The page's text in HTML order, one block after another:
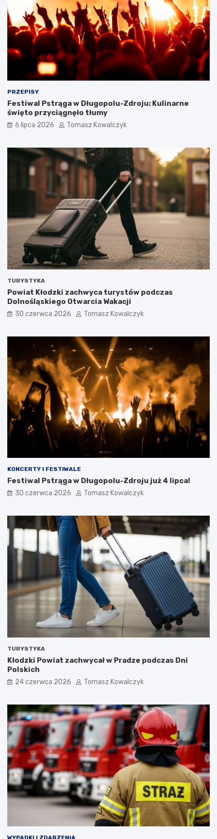
PRZEPISY
Festiwal Pstrąga w Długopolu-Zdroju: Kulinarne
święto przyciągnęło tłumy
6 lipca 2026 Tomasz Kowalczyk
TURYSTYKA
Powiat Kłodzki zachwyca turystów podczas
Dolnośląskiego Otwarcia Wakacji
30 czerwca 2026 Tomasz Kowalczyk
KONCERTY I FESTIWALE
Festiwal Pstrąga w Długopolu-Zdroju już 4 lipca!
30 czerwca 2026 Tomasz Kowalczyk
TURYSTYKA
Kłodzki Powiat zachwycał w Pradze podczas Dni
Polskich
24 czerwca 2026 Tomasz Kowalczyk
WYPADKI I ZDARZENIA